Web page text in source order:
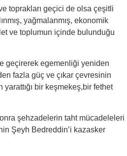
toprakları geçici de olsa çeşitli
yağmalanmış, ekonomik
ve toplumun içinde bulunduğu
geçirerek egemenliği yeniden
fazla güç ve çıkar çevresinin
yarattığı bir keşmekeş,bir fethet
şehzadelerin taht mücadeleleri
Şeyh Bedreddin’i kazasker